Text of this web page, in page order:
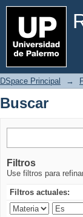
Buscar
DSpace Principal →
Buscar
Filtros
Use filtros para
Filtros actuales: